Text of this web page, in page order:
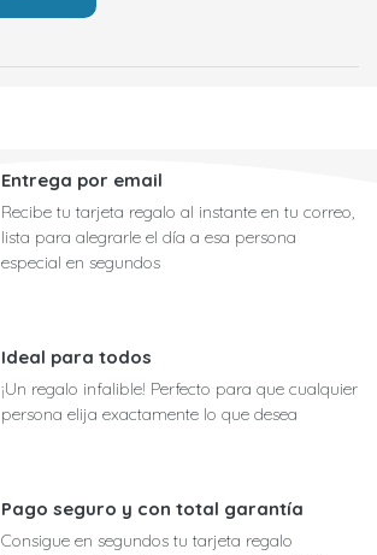
Entrega por email
Recibe tu tarjeta regalo al instante en tu correo,
lista para alegrarle el día a esa persona
especial en segundos
Ideal para todos
¡Un regalo infalible! Perfecto para que cualquier
persona elija exactamente lo que desea
Pago seguro y con total garantía
Consigue en segundos tu tarjeta regalo